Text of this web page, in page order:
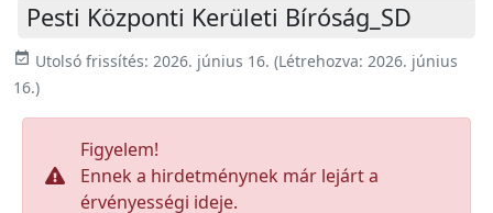
Pesti Központi Kerületi Bíróság_SD
event_available Utolsó frissítés: 2026. június 16. (Létrehozva: 2026. június
16.)
Figyelem!
Ennek a hirdetménynek már lejárt a
érvényességi ideje.